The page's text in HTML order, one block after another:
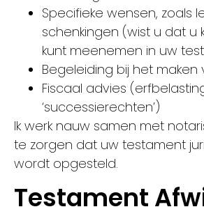
Specifieke wensen, zoals
schenkingen (wist u dat u
kunt meenemen in uw
Begeleiding bij het maken
Fiscaal advies
‘successierechten’)
Ik werk nauw samen met
te zorgen dat uw testament
wordt opgesteld.
Testament